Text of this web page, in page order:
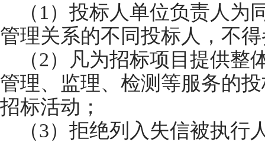
（1）投标人单位负责人
管理关系的不同投标人，不
（2）凡为招标项目提供
管理、监理、检测等服务的
招标活动；
（3）拒绝列入失信被执